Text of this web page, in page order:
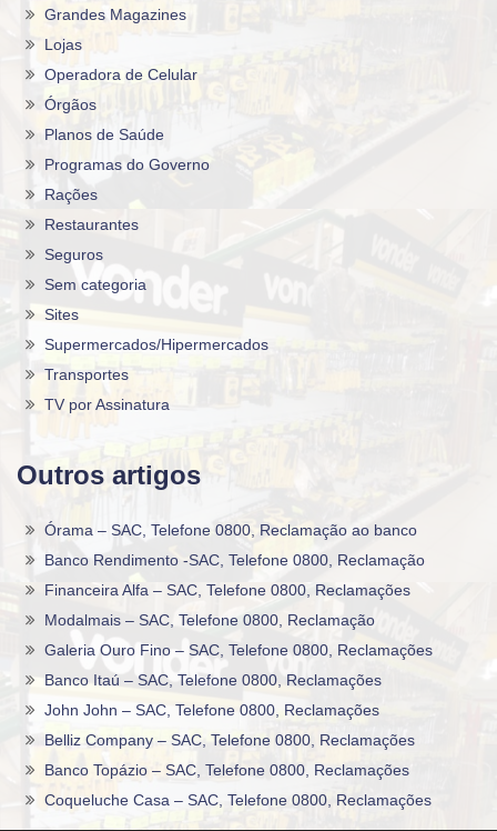
Grandes Magazines
Lojas
Operadora de Celular
Órgãos
Planos de Saúde
Programas do Governo
Rações
Restaurantes
Seguros
Sem categoria
Sites
Supermercados/Hipermercados
Transportes
TV por Assinatura
Outros artigos
Órama – SAC, Telefone 0800, Reclamação ao banco
Banco Rendimento -SAC, Telefone 0800, Reclamação
Financeira Alfa – SAC, Telefone 0800, Reclamações
Modalmais – SAC, Telefone 0800, Reclamação
Galeria Ouro Fino – SAC, Telefone 0800, Reclamações
Banco Itaú – SAC, Telefone 0800, Reclamações
John John – SAC, Telefone 0800, Reclamações
Belliz Company – SAC, Telefone 0800, Reclamações
Banco Topázio – SAC, Telefone 0800, Reclamações
Coqueluche Casa – SAC, Telefone 0800, Reclamações